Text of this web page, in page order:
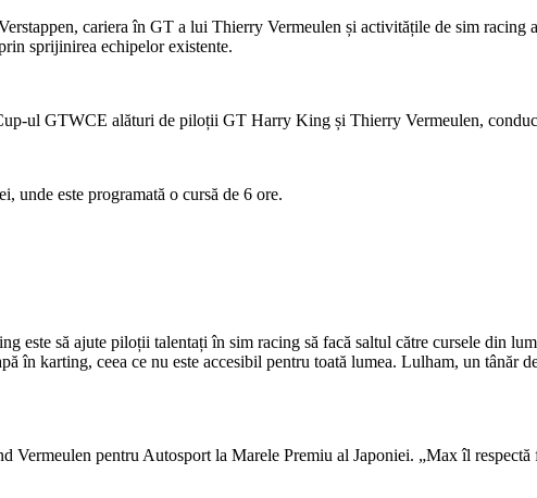
cariera în GT a lui Thierry Vermeulen și activitățile de sim racing
sprijinirea echipelor existente.
ul GTWCE alături de piloții GT Harry King și Thierry Vermeulen,
unde este programată o cursă de 6 ore.
este să ajute piloții talentați în sim racing să facă saltul către cursele din
în karting, ceea ce nu este accesibil pentru toată lumea. Lulham, un tânăr
Vermeulen pentru Autosport la Marele Premiu al Japoniei. „Max îl